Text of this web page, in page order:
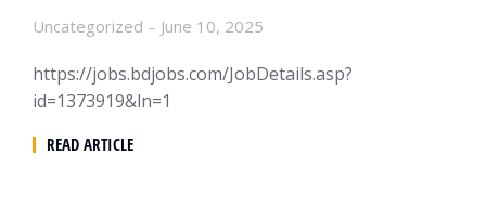
Uncategorized June 10, 2025
https://jobs.bdjobs.com/JobDetails.asp?
id=1373919&ln=1
READ ARTICLE